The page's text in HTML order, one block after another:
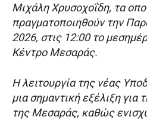
Μιχάλη Χρυσοχοΐδη, τα
πραγματοποιηθούν την
2026, στις 12:00 το
Κέντρο Μεσαράς.
Η λειτουργία της νέας
μια σημαντική εξέλιξη για
της Μεσαράς, καθώς